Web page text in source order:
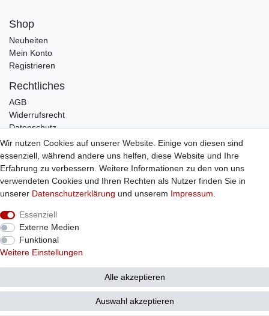
Shop
Neuheiten
Mein Konto
Registrieren
Rechtliches
AGB
Widerrufsrecht
Datenschutz
Impressum
Infos
Zahlung / Versand
Individuelle Anfertigung
Bestellung widerrufen
Wir nutzen Cookies auf unserer Website. Einige von diesen sind
essenziell, während andere uns helfen, diese Website und Ihre
Erfahrung zu verbessern. Weitere Informationen zu den von uns
verwendeten Cookies und Ihren Rechten als Nutzer finden Sie in
unserer Daten­schutz­erklärung und unserem Impressum
Essenziell
Externe Medien
Funktional
Weitere Einstellungen
Alle akzeptieren
Auswahl akzeptieren
© Copyright 2026 Sticker Shop Strerath